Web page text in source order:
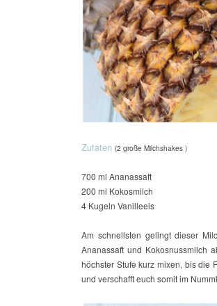
Zutaten (2 große Milchshakes )
700 ml Ananassaft
200 ml Kokosmilch
4 Kugeln Vanilleeis
Am schnellsten gelingt dieser
Ananassaft und Kokosnussmilch
höchster Stufe kurz mixen, bis die
und verschafft euch somit im